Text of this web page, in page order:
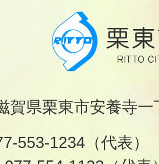
賀県栗東市安養寺
553-1234（代表）